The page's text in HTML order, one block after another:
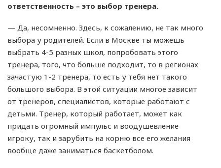
ответственность – это выбор тренера.
— Да, несомненно. Здесь, к сожалению, не так много
выбора у родителей. Если в Москве ты можешь
выбрать 4-5 разных школ, попробовать этого
тренера, того, что больше подходит, то в регионах
зачастую 1-2 тренера, то есть у тебя нет такого
большого выбора. В этой ситуации многое зависит
от тренеров, специалистов, которые работают с
детьми. Тренер, который работает, может как
придать огромный импульс и воодушевление
игроку, так и зарубить на корню все его желания
вообще даже заниматься баскетболом.